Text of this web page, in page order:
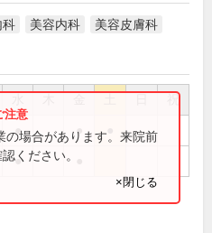
科 美容内科 美容皮膚科
祝
● ●
●
の場合があります。来院前
ください。
×閉じる